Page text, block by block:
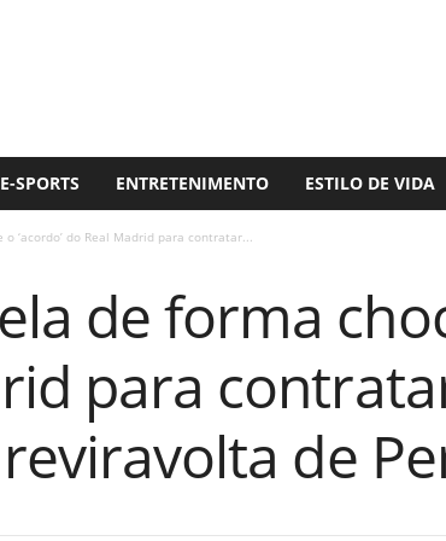
E-SPORTS ENTRETENIMENTO ESTILO DE VIDA
‘acordo’ do Real Madrid para contratar...
de forma
para
de